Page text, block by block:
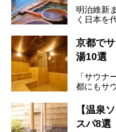
漁師町や
ます。
───
この記事
明治維新
く日本を
今回は、
湯を紹介
部でレジ
ー銭湯を
京都で
湯10選
「サウナ
都にもサ
自分の好
ナを体感
【温泉
スパ8選